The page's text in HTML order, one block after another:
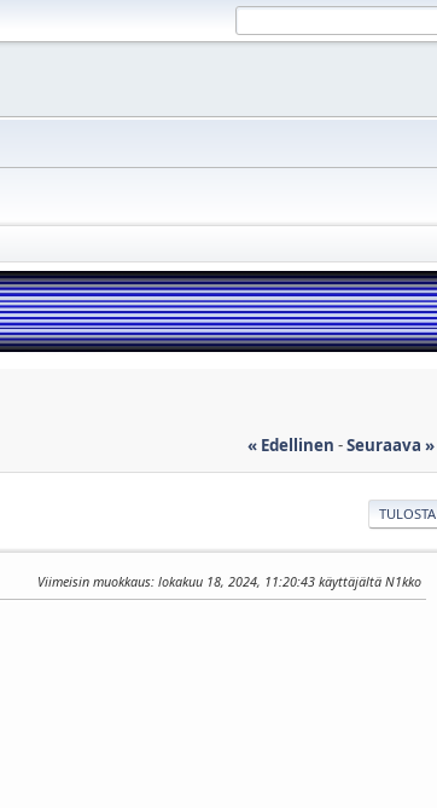
« Edellinen -Seuraava »
TULOSTA
Viimeisin muokkaus: lokakuu 18, 2024, 11:20:43 käyttäjältä N1kko